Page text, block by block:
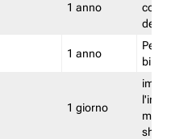
1 anno
dei
1 anno
1 giorno
shp